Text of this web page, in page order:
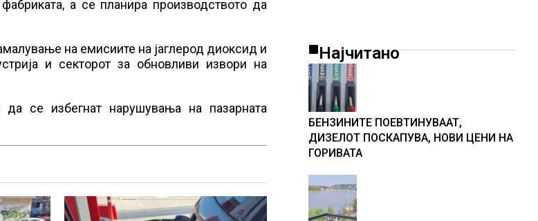
а се планира производството да
на емисиите на јаглерод диоксид и
и секторот за обновливи извори на
се избегнат нарушувања на пазарната
Најчитано
БЕНЗИНИТЕ ПОЕВТИНУВААТ,
ДИЗЕЛОТ ПОСКАПУВА, НОВИ ЦЕНИ НА
ГОРИВАТА